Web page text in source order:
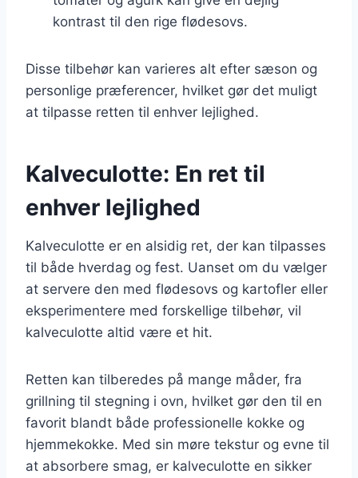
kontrast til den rige flødesovs.
Disse tilbehør kan varieres alt efter sæson og
personlige præferencer, hvilket gør det muligt
at tilpasse retten til enhver lejlighed.
Kalveculotte: En ret til
enhver lejlighed
Kalveculotte er en alsidig ret, der kan tilpasses
til både hverdag og fest. Uanset om du vælger
at servere den med flødesovs og kartofler eller
eksperimentere med forskellige tilbehør, vil
kalveculotte altid være et hit.
Retten kan tilberedes på mange måder, fra
grillning til stegning i ovn, hvilket gør den til en
favorit blandt både professionelle kokke og
hjemmekokke. Med sin møre tekstur og evne til
at absorbere smag, er kalveculotte en sikker